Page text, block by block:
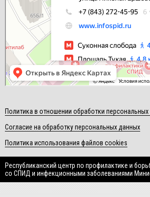
Политика в отношении обработки
Согласие на обработку персональных данных
Политика использования файлов cookies
Республиканский центр по профилактике и
со СПИД и инфекционными заболеваниями